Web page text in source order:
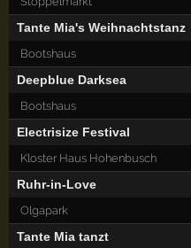
Tante Mia's Weihnachtstanz
Bootshaus
Deepblue Darksea
Bootshaus
Electrisize Festival
Kloster Haus Hohenbusch
Ruhr-in-Love
Olgapark
Tante Mia tanzt